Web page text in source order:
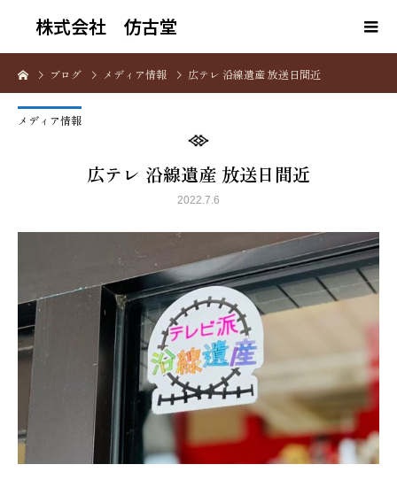
株式会社 仿古堂
ブログ メディア情報 広テレ 沿線遺産 放送日間近
メディア情報
広テレ 沿線遺産 放送日間近
2022.7.6